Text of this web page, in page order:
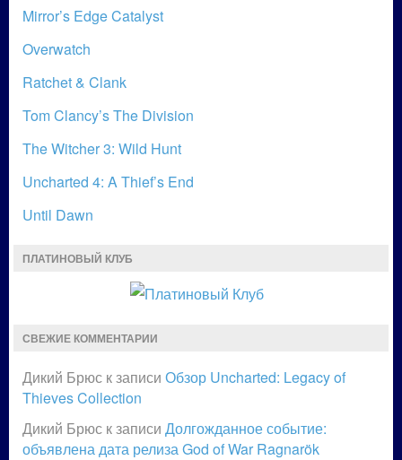
Mirror’s Edge Catalyst
Overwatch
Ratchet & Clank
Tom Clancy’s The Division
The Witcher 3: Wild Hunt
Uncharted 4: A Thief’s End
Until Dawn
ПЛАТИНОВЫЙ КЛУБ
СВЕЖИЕ КОММЕНТАРИИ
Дикий Брюс к записи Обзор Uncharted: Legacy of
Thieves Collection
Дикий Брюс к записи Долгожданное событие:
объявлена дата релиза God of War Ragnarök